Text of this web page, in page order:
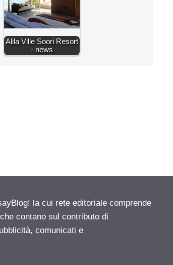
Alila Ville Soori Resort
- news
la cui rete editoriale comprende
contano sul contributo di
comunicati e